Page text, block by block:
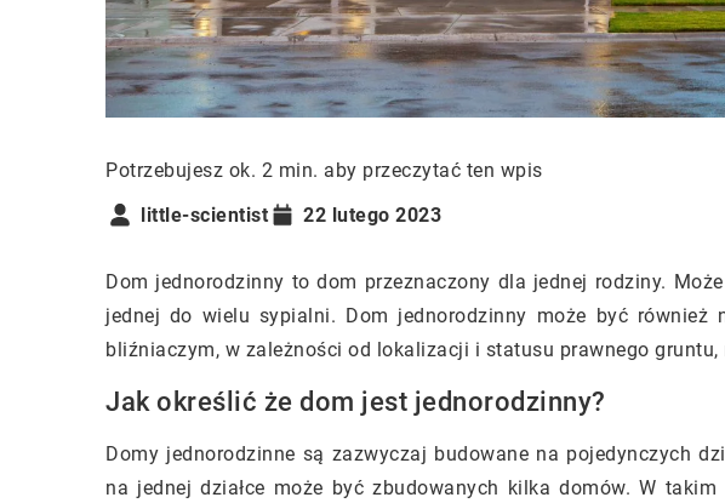
Potrzebujesz ok. 2 min. aby przeczytać ten wpis
little-scientist
22 lutego 2023
Dom jednorodzinny to dom przeznaczony dla jednej rodziny.
jednej do wielu sypialni. Dom jednorodzinny może być również
bliźniaczym, w zależności od lokalizacji i statusu prawnego
Jak określić że dom jest jednorodzinny?
Domy jednorodzinne są zazwyczaj budowane na pojedynczych
na jednej działce może być zbudowanych kilka domów. W